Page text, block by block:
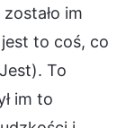
im
to coś, co
To
im to